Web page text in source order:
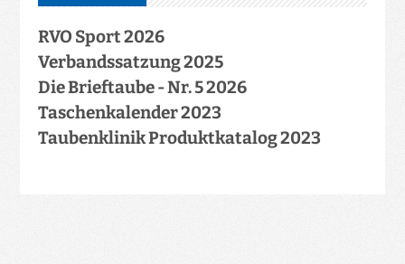
RVO Sport 2026
Verbandssatzung 2025
Die Brieftaube - Nr. 5 2026
Taschenkalender 2023
Taubenklinik Produktkatalog 2023